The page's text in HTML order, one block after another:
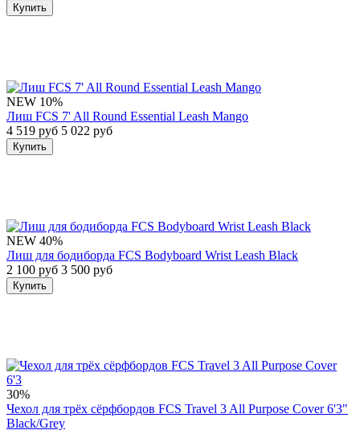
Купить
NEW 10%
Лиш FCS 7' All Round Essential Leash Mango
4 519 руб 5 022 руб
Купить
NEW 40%
Лиш для бодиборда FCS Bodyboard Wrist Leash Black
2 100 руб 3 500 руб
Купить
30%
Чехол для трёх сёрфбордов FCS Travel 3 All Purpose Cover 6'3"
Black/Grey